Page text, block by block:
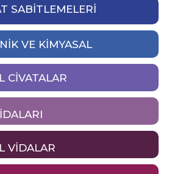
SABİTLEMELERİ
VE KIMYASAL
CIVATALAR
VIDALAR